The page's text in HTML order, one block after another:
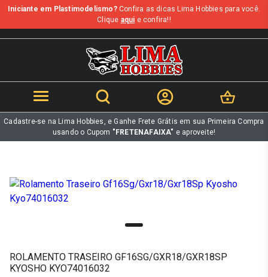
b
Iniciante em Plastimodelismo?Confira as dicas Lima Hobbies para você.
Clique aqui e confira!!
Cadastre-se na Lima Hobbies, e Ganhe Frete Grátis em sua Primeira Compra
usando o Cupom "FRETENAFAIXA" e aproveite!
ROLAMENTO TRASEIRO GF16SG/GXR18/GXR18SP
KYOSHO KYO74016032